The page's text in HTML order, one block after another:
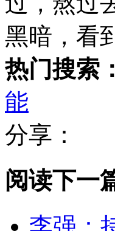
黑暗，看
热门搜索：
能
分享：
阅读下一